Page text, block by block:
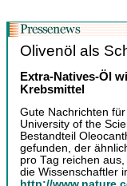
Olivenöl als
Extra-Natives-Öl
Krebsmittel
Gute Nachrichten
University of the
Bestandteil
gefunden, der
pro Tag reichen
die Wissenschaftler